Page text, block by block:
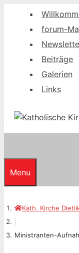
forum-
Beiträge
Galerien
Links
Menu
Kath. Kirche
Ministranten-